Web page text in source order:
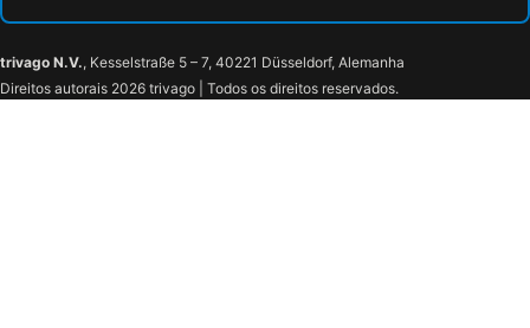
trivago N.V., Kesselstraße 5 – 7, 40221 Düsseldorf, Alemanha
Direitos autorais 2026 trivago | Todos os direitos reservados.